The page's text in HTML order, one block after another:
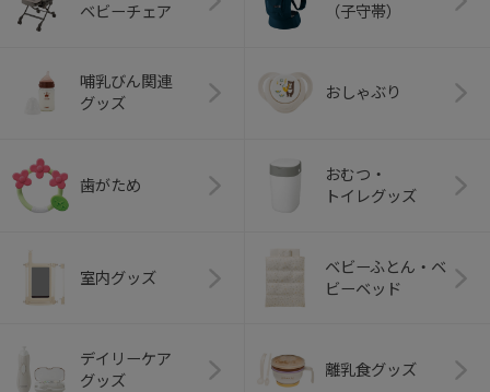
ベビーチェア （子守帯）
哺乳びん関連
グッズ
おしゃぶり
歯がため
おむつ・
トイレグッズ
室内グッズ
ベビーふとん・ベ
ビーベッド
デイリーケア
グッズ
離乳食グッズ